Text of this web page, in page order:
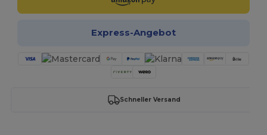
Express-Angebot
Schneller Versand